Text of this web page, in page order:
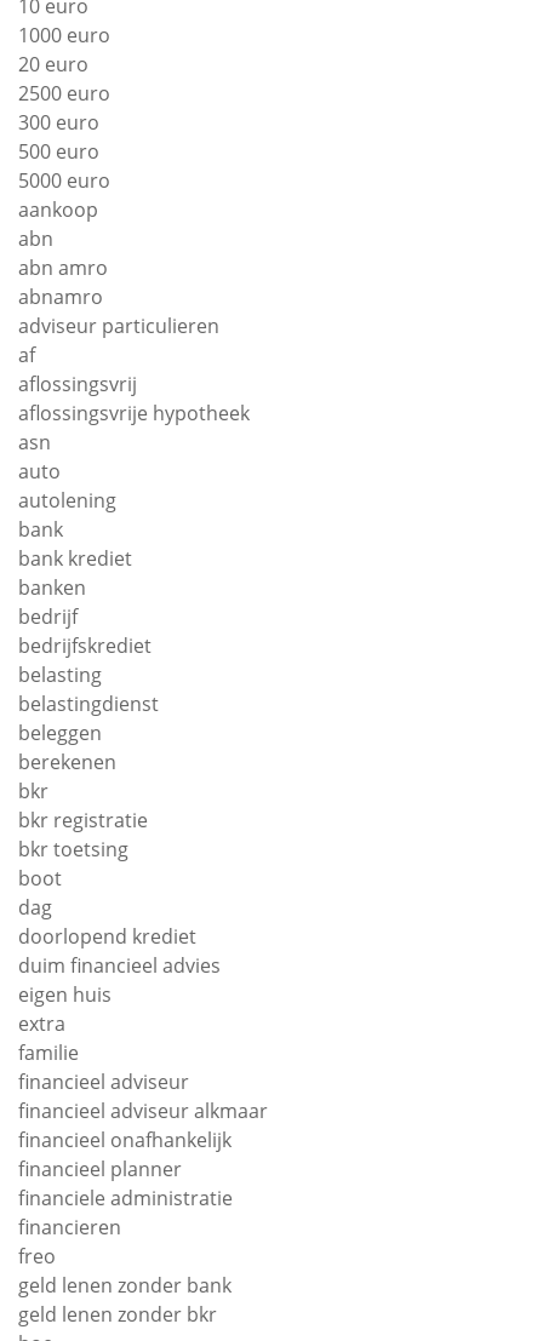
10 euro
1000 euro
20 euro
2500 euro
300 euro
500 euro
5000 euro
aankoop
abn
abn amro
abnamro
adviseur particulieren
af
aflossingsvrij
aflossingsvrije hypotheek
asn
auto
autolening
bank
bank krediet
banken
bedrijf
bedrijfskrediet
belasting
belastingdienst
beleggen
berekenen
bkr
bkr registratie
bkr toetsing
boot
dag
doorlopend krediet
duim financieel advies
eigen huis
extra
familie
financieel adviseur
financieel adviseur alkmaar
financieel onafhankelijk
financieel planner
financiele administratie
financieren
freo
geld lenen zonder bank
geld lenen zonder bkr